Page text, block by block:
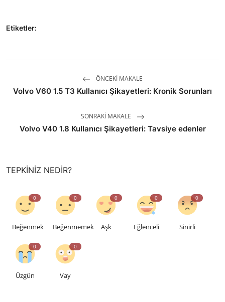
Etiketler:
ÖNCEKI MAKALE
Volvo V60 1.5 T3 Kullanıcı Şikayetleri: Kronik Sorunları
SONRAKI MAKALE
Volvo V40 1.8 Kullanıcı Şikayetleri: Tavsiye edenler
TEPKINIZ NEDIR?
0
Beğenmek
0
Beğenmemek
0
Aşk
0
Eğlenceli
0
Sinirli
0
Üzgün
0
Vay